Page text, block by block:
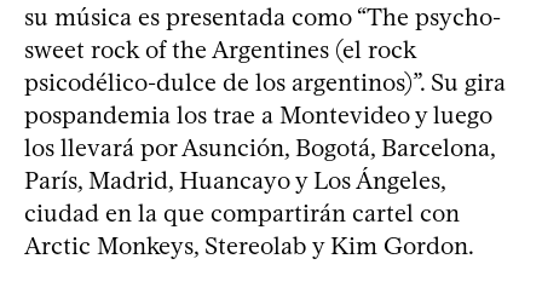
su música es presentada como “The psycho-
sweet rock of the Argentines (el rock
psicodélico-dulce de los argentinos)”. Su gira
pospandemia los trae a Montevideo y luego
los llevará por Asunción, Bogotá, Barcelona,
París, Madrid, Huancayo y Los Ángeles,
ciudad en la que compartirán cartel con
Arctic Monkeys, Stereolab y Kim Gordon.